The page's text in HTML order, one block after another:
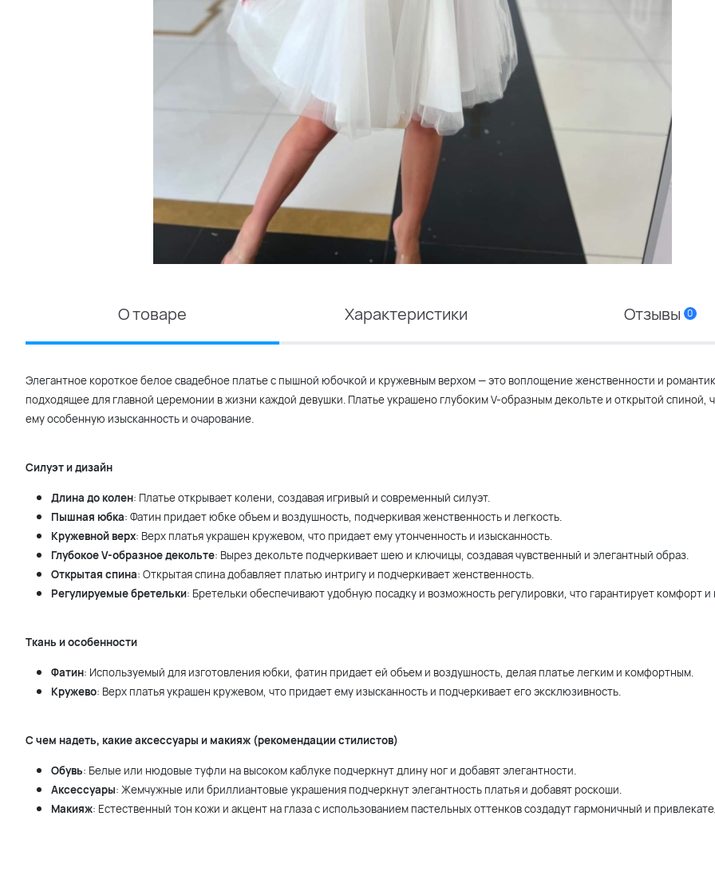
О товаре Характеристики Отзывы 0
Элегантное короткое белое свадебное платье с пышной юбочкой и кружевным верхом — это воплощение женственности и
подходящее для главной церемонии в жизни каждой девушки. Платье украшено глубоким V-образным декольте и открытой спиной,
ему особенную изысканность и очарование.
Силуэт и дизайн
Длина до колен: Платье открывает колени, создавая игривый и современный силуэт.
Пышная юбка: Фатин придает юбке объем и воздушность, подчеркивая женственность и легкость.
Кружевной верх: Верх платья украшен кружевом, что придает ему утонченность и изысканность.
Глубокое V-образное декольте: Вырез декольте подчеркивает шею и ключицы, создавая чувственный и элегантный образ.
Открытая спина: Открытая спина добавляет платью интригу и подчеркивает женственность.
Регулируемые бретельки: Бретельки обеспечивают удобную посадку и возможность регулировки, что гарантирует комфорт и
Ткань и особенности
Фатин: Используемый для изготовления юбки, фатин придает ей объем и воздушность, делая платье легким и комфортным.
Кружево: Верх платья украшен кружевом, что придает ему изысканность и подчеркивает его эксклюзивность.
С чем надеть, какие аксессуары и макияж (рекомендации стилистов)
Обувь: Белые или нюдовые туфли на высоком каблуке подчеркнут длину ног и добавят элегантности.
Аксессуары: Жемчужные или бриллиантовые украшения подчеркнут элегантность платья и добавят роскоши.
Макияж: Естественный тон кожи и акцент на глаза с использованием пастельных оттенков создадут гармоничный и